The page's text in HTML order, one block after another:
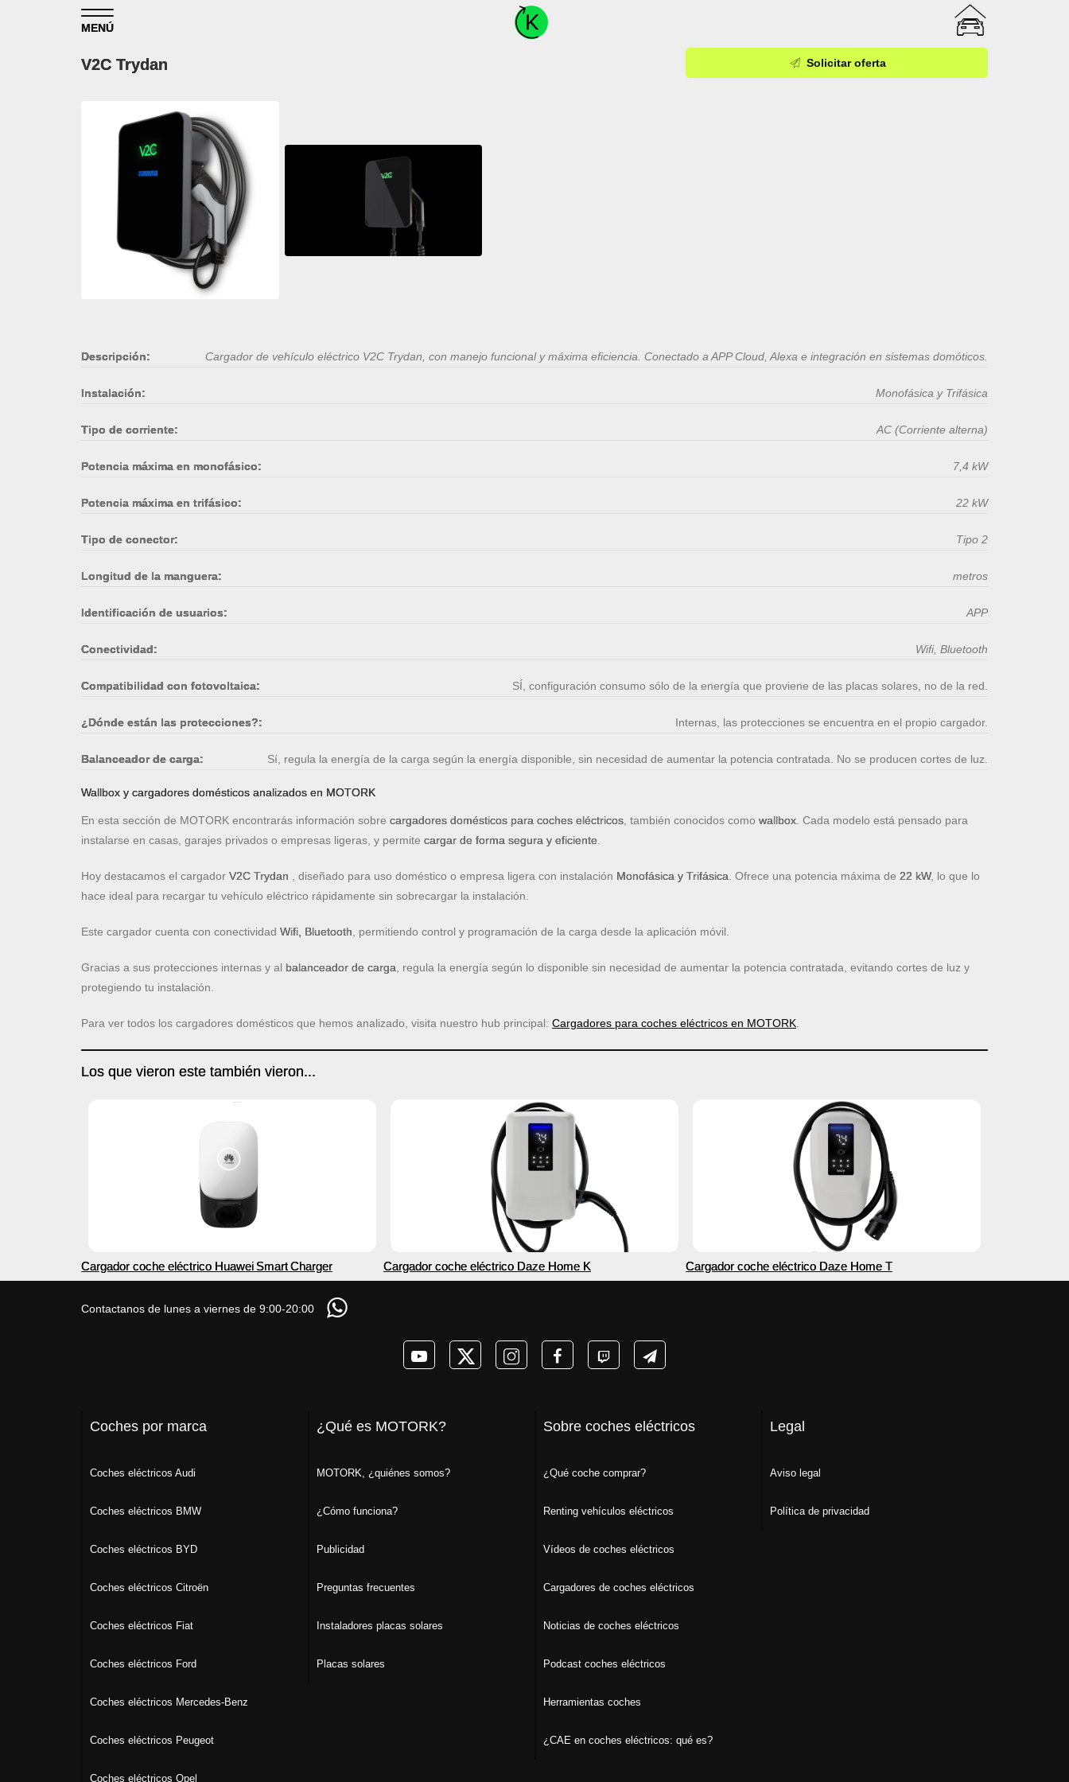
MENÚ
V2C Trydan Solicitar oferta
Descripción: Cargador de vehículo eléctrico V2C Trydan, con manejo funcional y máxima eficiencia. Conectado a APP Cloud, Alexa e integración en sistemas domóticos.
Instalación: Monofásica y Trifásica
Tipo de corriente: AC (Corriente alterna)
Potencia máxima en monofásico: 7,4 kW
Potencia máxima en trifásico: 22 kW
Tipo de conector: Tipo 2
Longitud de la manguera: metros
Identificación de usuarios: APP
Conectividad: Wifi, Bluetooth
Compatibilidad con fotovoltaica: SÍ, configuración consumo sólo de la energía que proviene de las placas solares, no de la red.
¿Dónde están las protecciones?: Internas, las protecciones se encuentra en el propio cargador.
Balanceador de carga: Sí, regula la energía de la carga según la energía disponible, sin necesidad de aumentar la potencia contratada. No se producen cortes de luz.
Wallbox y cargadores domésticos analizados en MOTORK
En esta sección de MOTORK encontrarás información sobre cargadores domésticos para coches eléctricos , también conocidos como wallbox . Cada modelo está pensado para
instalarse en casas, garajes privados o empresas ligeras, y permite cargar de forma segura y eficiente
Hoy destacamos el cargador V2C Trydan , diseñado para uso doméstico o empresa ligera con instalación Monofásica y Trifásica . Ofrece una potencia máxima de 22 kW, lo que lo
hace ideal para recargar tu vehículo eléctrico rápidamente sin sobrecargar la instalación.
Este cargador cuenta con conectividad Wifi, Bluetooth , permitiendo control y programación de la carga desde la aplicación móvil.
Gracias a sus protecciones internas y al balanceador de carga , regula la energía según lo disponible sin necesidad de aumentar la potencia contratada, evitando cortes de luz y
protegiendo tu instalación.
Para ver todos los cargadores domésticos que hemos analizado, visita nuestro hub principal: Cargadores para coches eléctricos en MOTORK
Los que vieron este también vieron...
Cargador coche eléctrico Huawei Smart Charger Cargador coche eléctrico Daze Home K Cargador coche eléctrico Daze Home T
Contactanos de lunes a viernes de 9:00-20:00
Coches por marca
Coches eléctricos Audi
Coches eléctricos BMW
Coches eléctricos BYD
Coches eléctricos Citroën
Coches eléctricos Fiat
Coches eléctricos Ford
Coches eléctricos Mercedes-Benz
Coches eléctricos Peugeot
Coches eléctricos Opel
¿Qué es MOTORK?
MOTORK, ¿quiénes somos?
¿Cómo funciona?
Publicidad
Preguntas frecuentes
Instaladores placas solares
Placas solares
Sobre coches eléctricos
¿Qué coche comprar?
Renting vehículos eléctricos
Vídeos de coches eléctricos
Cargadores de coches eléctricos
Noticias de coches eléctricos
Podcast coches eléctricos
Herramientas coches
¿CAE en coches eléctricos: qué es?
Legal
Aviso legal
Política de privacidad